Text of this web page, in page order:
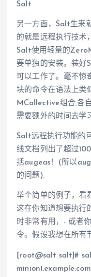
Salt
另一方面，Salt生来
的就是远程执行技术
Salt使用轻量的
要单独的安装。装好
可以工作了。毫不
块的命令在语法上类
MCollective组合,各
需要额外的时间去学
Salt远程执行功能的
线文档列出了超过
括augeas！(所以
的问题).
举个简单的例子，看
这在你知道想要执行
时非常有用，- 或者
令。假设我想在所有
[root@salt salt]# salt